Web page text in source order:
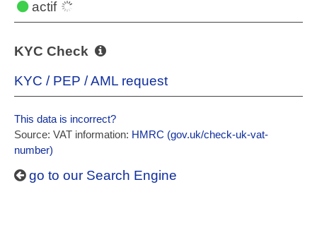
actif
KYC Check
KYC / PEP / AML request
This data is incorrect?
Source: VAT information: HMRC (gov.uk/check-uk-vat-
number)
go to our Search Engine